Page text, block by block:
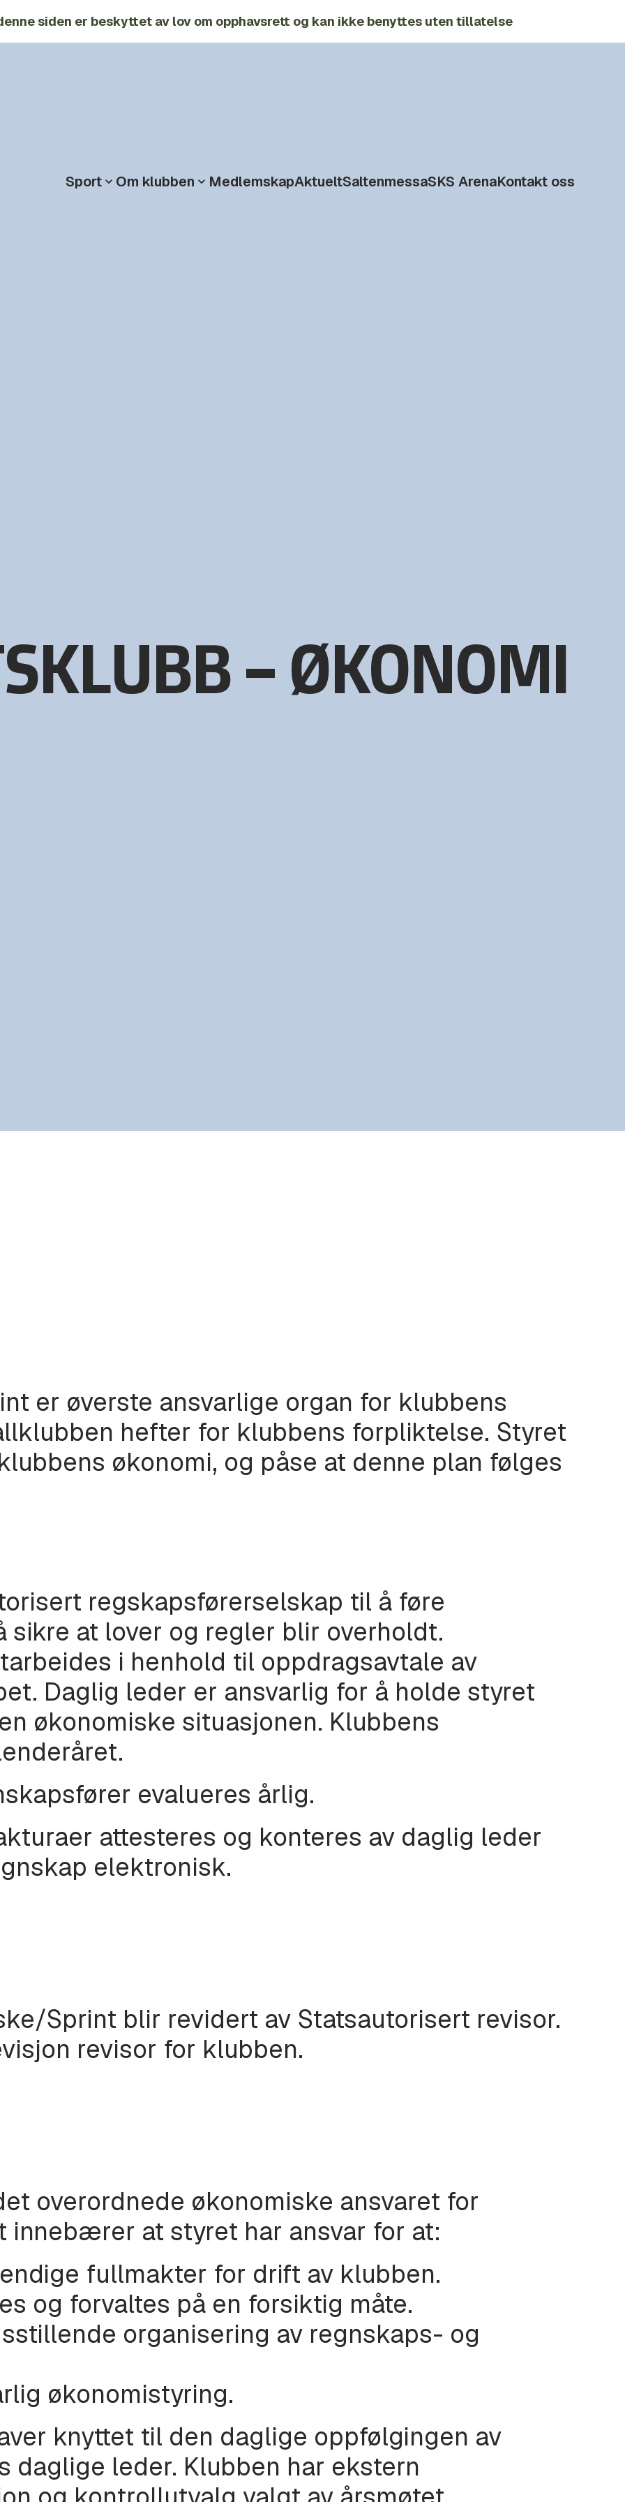
siden er beskyttet av lov om opphavsrett og kan ikke benyttes uten tillatelse
Sport Åpne
Om klubben Åpne
MedlemskapAktueltSaltenmessaSKS ArenaKontakt oss
– ØKONOMI
er øverste ansvarlige organ for klubbens
hefter for klubbens forpliktelse. Styret
økonomi, og påse at denne plan følges
regskapsførerselskap til å føre
sikre at lover og regler blir overholdt.
i henhold til oppdragsavtale av
Daglig leder er ansvarlig for å holde styret
økonomiske situasjonen. Klubbens
evalueres årlig.
attesteres og konteres av daglig leder
elektronisk.
Sprint blir revidert av Statsautorisert revisor.
revisor for klubben.
overordnede økonomiske ansvaret for
innebærer at styret har ansvar for at:
fullmakter for drift av klubben.
og forvaltes på en forsiktig måte.
organisering av regnskaps- og
økonomistyring.
knyttet til den daglige oppfølgingen av
daglige leder. Klubben har ekstern